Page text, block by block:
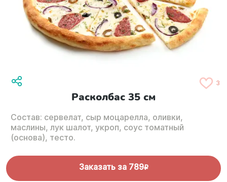
3
Расколбас 35 см
Состав: сервелат, сыр моцарелла, оливки,
маслины, лук шалот, укроп, соус томатный
(основа), тесто.
Заказать за 789R